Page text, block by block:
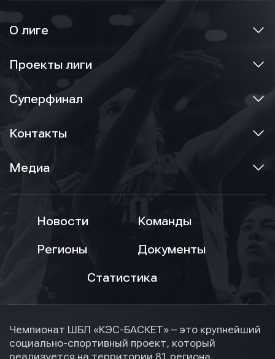
О лиге
Проекты лиги
Суперфинал
Контакты
Медиа
Новости
Команды
Регионы
Документы
Статистика
Чемпионат ШБЛ «КЭС-БАСКЕТ» – это крупнейший
социально-спортивный проект, который